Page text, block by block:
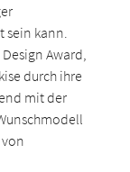
sein kann.
Award,
durch ihre
mit der